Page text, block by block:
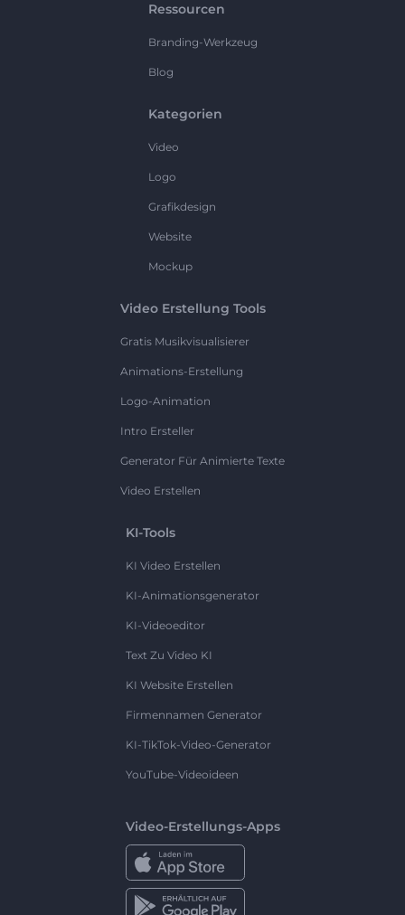
Ressourcen
Branding-Werkzeug
Blog
Kategorien
Video
Logo
Grafikdesign
Website
Mockup
Video Erstellung Tools
Gratis Musikvisualisierer
Animations-Erstellung
Logo-Animation
Intro Ersteller
Generator Für Animierte Texte
Video Erstellen
KI-Tools
KI Video Erstellen
KI-Animationsgenerator
KI-Videoeditor
Text Zu Video KI
KI Website Erstellen
Firmennamen Generator
KI-TikTok-Video-Generator
YouTube-Videoideen
Video-Erstellungs-Apps